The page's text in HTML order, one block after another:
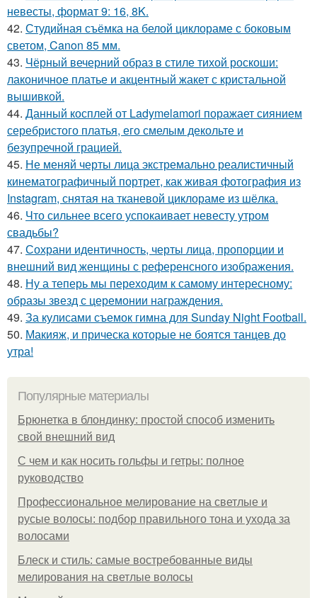
невесты, формат 9: 16, 8K.
42. Студийная съёмка на белой циклораме с боковым
светом, Canon 85 мм.
43. Чёрный вечерний образ в стиле тихой роскоши:
лаконичное платье и акцентный жакет с кристальной
вышивкой.
44. Данный косплей от Ladymelamori поражает сиянием
серебристого платья, его смелым декольте и
безупречной грацией.
45. Не меняй черты лица экстремально реалистичный
кинематографичный портрет, как живая фотография из
Instagram, снятая на тканевой циклораме из шёлка.
46. Что сильнее всего успокаивает невесту утром
свадьбы?
47. Сохрани идентичность, черты лица, пропорции и
внешний вид женщины с референсного изображения.
48. Ну а теперь мы переходим к самому интересному:
образы звезд с церемонии награждения.
49. За кулисами съемок гимна для Sunday Night Football.
50. Макияж, и прическа которые не боятся танцев до
утра!
Популярные материалы
Брюнетка в блондинку: простой способ изменить
свой внешний вид
С чем и как носить гольфы и гетры: полное
руководство
Профессиональное мелирование на светлые и
русые волосы: подбор правильного тона и ухода за
волосами
Блеск и стиль: самые востребованные виды
мелирования на светлые волосы